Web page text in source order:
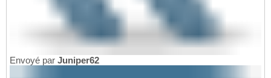
Envoyé par Juniper62